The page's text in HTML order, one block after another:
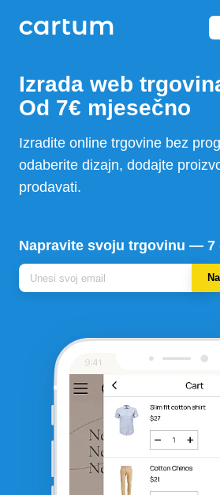
Izrada web
Od 7€ mjesečno
Izradite online trgovine bez
odaberite dizajn, dodajte
prodavati.
Napravite svoju trgovinu — 7